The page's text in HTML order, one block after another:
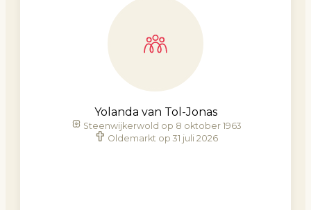
Yolanda van Tol-Jonas
Steenwijkerwold op 8 oktober 1963
Oldemarkt op 31 juli 2026